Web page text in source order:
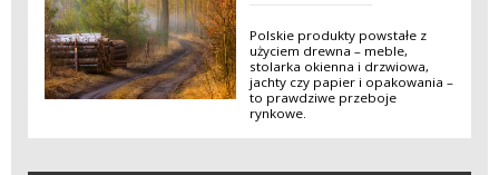
Polskie produkty powstałe z
użyciem drewna – meble,
stolarka okienna i drzwiowa,
jachty czy papier i opakowania –
to prawdziwe przeboje
rynkowe.